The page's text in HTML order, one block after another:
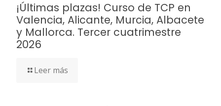
¡Últimas plazas! Curso de TCP en
Valencia, Alicante, Murcia, Albacete
y Mallorca. Tercer cuatrimestre
2026
Leer más